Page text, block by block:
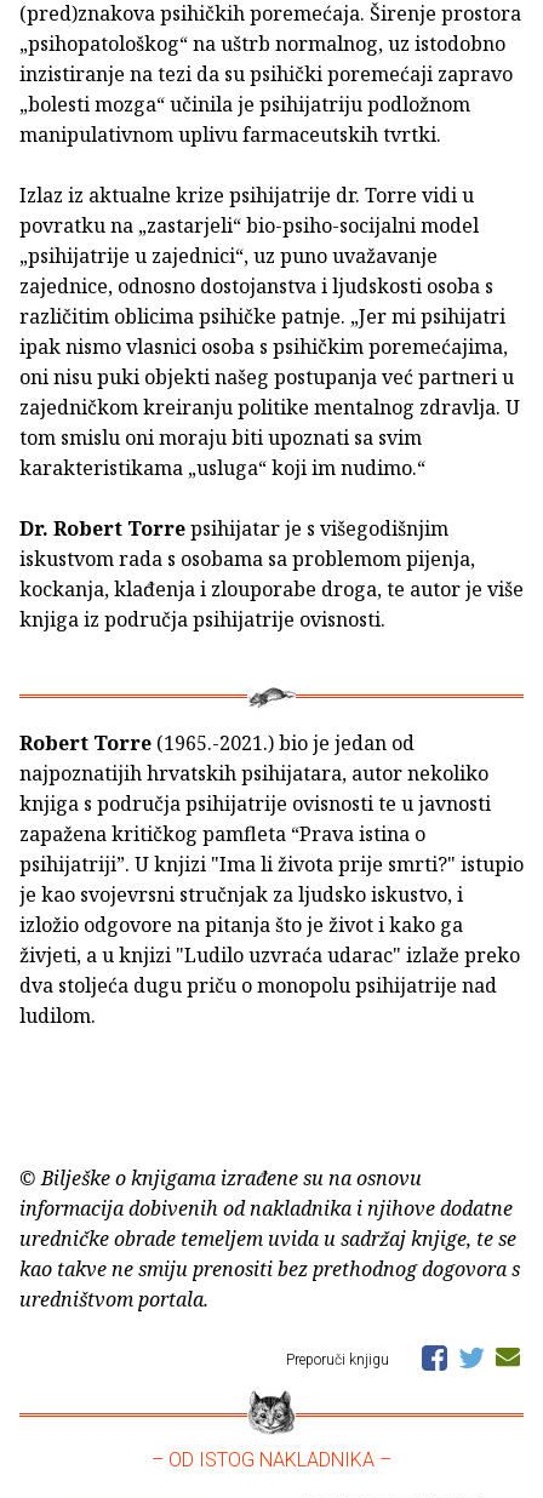
(pred)znakova psihičkih poremećaja. Širenje prostora
„psihopatološkog“ na uštrb normalnog, uz istodobno
inzistiranje na tezi da su psihički poremećaji zapravo
„bolesti mozga“ učinila je psihijatriju podložnom
manipulativnom uplivu farmaceutskih tvrtki.
Izlaz iz aktualne krize psihijatrije dr. Torre vidi u
povratku na „zastarjeli“ bio-psiho-socijalni model
„psihijatrije u zajednici“, uz puno uvažavanje
zajednice, odnosno dostojanstva i ljudskosti osoba s
različitim oblicima psihičke patnje. „Jer mi psihijatri
ipak nismo vlasnici osoba s psihičkim poremećajima,
oni nisu puki objekti našeg postupanja već partneri u
zajedničkom kreiranju politike mentalnog zdravlja. U
tom smislu oni moraju biti upoznati sa svim
karakteristikama „usluga“ koji im nudimo.“
Dr. Robert Torrepsihijatar je s višegodišnjim
iskustvom rada s osobama sa problemom pijenja,
kockanja, klađenja i zlouporabe droga, te autor je više
knjiga iz područja psihijatrije ovisnosti.
Robert Torre (1965.-2021.) bio je jedan od
najpoznatijih hrvatskih psihijatara, autor nekoliko
knjiga s područja psihijatrije ovisnosti te u javnosti
zapažena kritičkog pamfleta “Prava istina o
psihijatriji”. U knjizi "Ima li života prije smrti?" istupio
je kao svojevrsni stručnjak za ljudsko iskustvo, i
izložio odgovore na pitanja što je život i kako ga
živjeti, a u knjizi "Ludilo uzvraća udarac" izlaže preko
dva stoljeća dugu priču o monopolu psihijatrije nad
ludilom.
© Bilješke o knjigama izrađene su na osnovu
informacija dobivenih od nakladnika i njihove dodatne
uredničke obrade temeljem uvida u sadržaj knjige, te se
kao takve ne smiju prenositi bez prethodnog dogovora s
uredništvom portala.
Preporuči knjigu
– OD ISTOG NAKLADNIKA –